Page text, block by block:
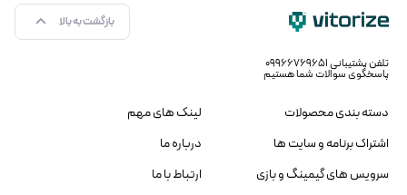
بازگشت به بالا
تلفن پشتیبانی ۰۹۹۶۶۷۶۹۶۵۱
پاسخگوی سوالات شما هستیم
دسته بندی محصولات
اشتراک برنامه و سایت ها
سرویس های گیمینگ و بازی
لینک های مهم
درباره ما
ارتباط با ما